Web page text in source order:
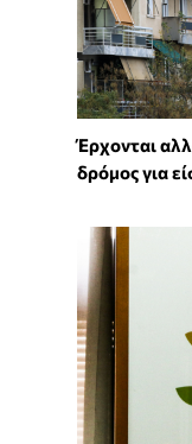
Έρχονται
δρόμος για